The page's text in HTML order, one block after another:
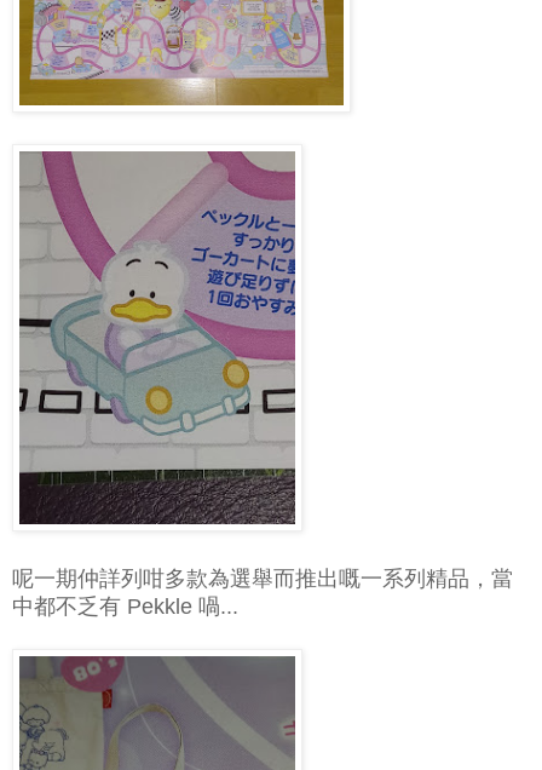
呢一期仲詳列咁多款為選舉而推出嘅一系列精品，當
中都不乏有 Pekkle 喎...